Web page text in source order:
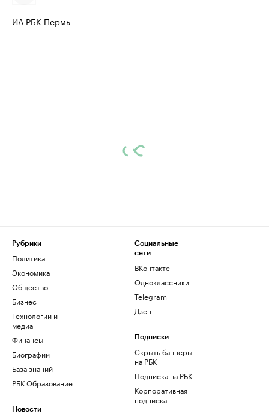
ИА РБК-Пермь
Рубрики
Политика
Экономика
Общество
Бизнес
Технологии и
медиа
Финансы
Биографии
База знаний
РБК Образование
Новости
Социальные
сети
ВКонтакте
Одноклассники
Telegram
Дзен
Подписки
Скрыть баннеры
на РБК
Подписка на РБК
Корпоративная
подписка